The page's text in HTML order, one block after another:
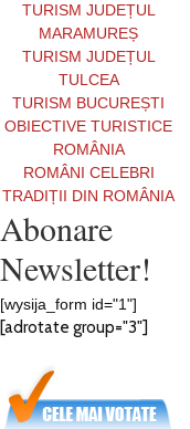
TURISM JUDEȚUL
MARAMUREȘ
TURISM JUDEȚUL
TULCEA
TURISM BUCUREȘTI
OBIECTIVE TURISTICE
ROMÂNIA
ROMÂNI CELEBRI
TRADIȚII DIN ROMÂNIA
Abonare
Newsletter!
[wysija_form id="1"]
[adrotate group="3"]